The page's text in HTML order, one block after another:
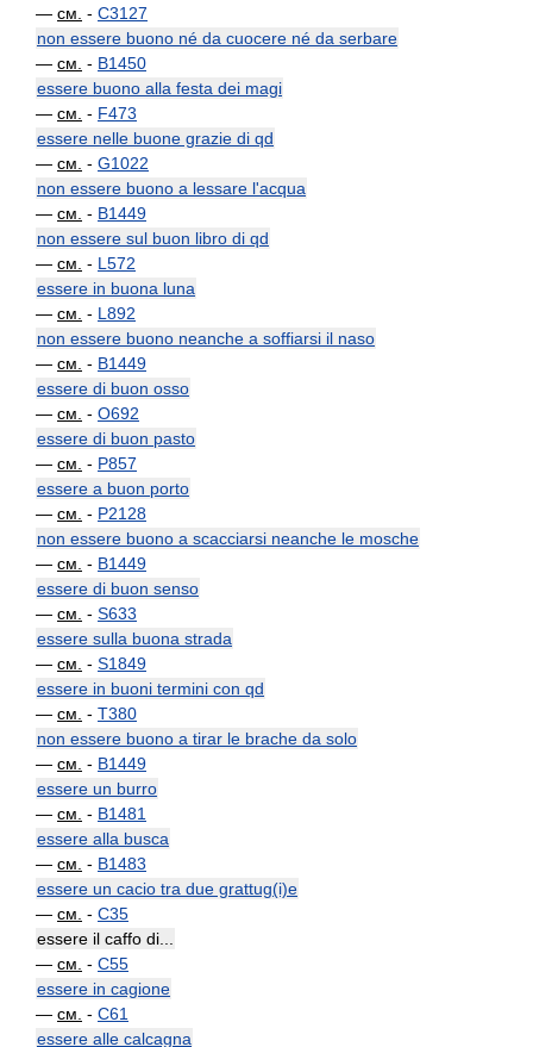
— см. - C3127
non essere buono né da cuocere né da serbare
— см. - B1450
essere buono alla festa dei magi
— см. - F473
essere nelle buone grazie di qd
— см. - G1022
non essere buono a lessare l'acqua
— см. - B1449
non essere sul buon libro di qd
— см. - L572
essere in buona luna
— см. - L892
non essere buono neanche a soffiarsi il naso
— см. - B1449
essere di buon osso
— см. - O692
essere di buon pasto
— см. - P857
essere a buon porto
— см. - P2128
non essere buono a scacciarsi neanche le mosche
— см. - B1449
essere di buon senso
— см. - S633
essere sulla buona strada
— см. - S1849
essere in buoni termini con qd
— см. - T380
non essere buono a tirar le brache da solo
— см. - B1449
essere un burro
— см. - B1481
essere alla busca
— см. - B1483
essere un cacio tra due grattug(i)e
— см. - C35
essere il caffo di...
— см. - C55
essere in cagione
— см. - C61
essere alle calcagna